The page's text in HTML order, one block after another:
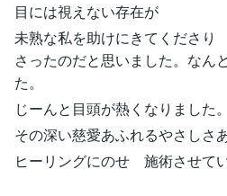
目には視えない存在が
未熟な私を助けにきてくださ
さったのだと思いました。なん
た。
じーんと目頭が熱くなりました
その深い慈愛あふれるやさしさ
ヒーリングにのせ 施術させて